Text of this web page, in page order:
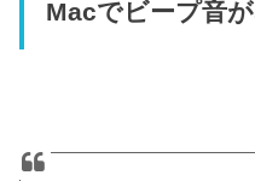
Macでビープ音